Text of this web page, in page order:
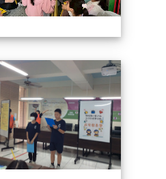
候選人政見發表會 114自治